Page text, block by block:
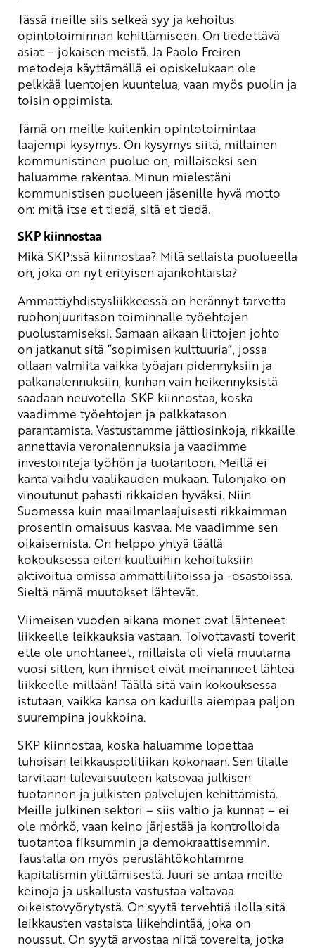
Tässä meille siis selkeä syy ja kehoitus
opintotoiminnan kehittämiseen. On tiedettävä
asiat – jokaisen meistä. Ja Paolo Freiren
metodeja käyttämällä ei opiskelukaan ole
pelkkää luentojen kuuntelua, vaan myös puolin ja
toisin oppimista.
Tämä on meille kuitenkin opintotoimintaa
laajempi kysymys. On kysymys siitä, millainen
kommunistinen puolue on, millaiseksi sen
haluamme rakentaa. Minun mielestäni
kommunistisen puolueen jäsenille hyvä motto
on: mitä itse et tiedä, sitä et tiedä.
SKP kiinnostaa
Mikä SKP:ssä kiinnostaa? Mitä sellaista puolueella
on, joka on nyt erityisen ajankohtaista?
Ammattiyhdistysliikkeessä on herännyt tarvetta
ruohonjuuritason toiminnalle työehtojen
puolustamiseksi. Samaan aikaan liittojen johto
on jatkanut sitä ”sopimisen kulttuuria”, jossa
ollaan valmiita vaikka työajan pidennyksiin ja
palkanalennuksiin, kunhan vain heikennyksistä
saadaan neuvotella. SKP kiinnostaa, koska
vaadimme työehtojen ja palkkatason
parantamista. Vastustamme jättiosinkoja, rikkaille
annettavia veronalennuksia ja vaadimme
investointeja työhön ja tuotantoon. Meillä ei
kanta vaihdu vaalikauden mukaan. Tulonjako on
vinoutunut pahasti rikkaiden hyväksi. Niin
Suomessa kuin maailmanlaajuisesti rikkaimman
prosentin omaisuus kasvaa. Me vaadimme sen
oikaisemista. On helppo yhtyä täällä
kokouksessa eilen kuultuihin kehoituksiin
aktivoitua omissa ammattiliitoissa ja -osastoissa.
Sieltä nämä muutokset lähtevät.
Viimeisen vuoden aikana monet ovat lähteneet
liikkeelle leikkauksia vastaan. Toivottavasti toverit
ette ole unohtaneet, millaista oli vielä muutama
vuosi sitten, kun ihmiset eivät meinanneet lähteä
liikkeelle millään! Täällä sitä vain kokouksessa
istutaan, vaikka kansa on kaduilla aiempaa paljon
suurempina joukkoina.
SKP kiinnostaa, koska haluamme lopettaa
tuhoisan leikkauspolitiikan kokonaan. Sen tilalle
tarvitaan tulevaisuuteen katsovaa julkisen
tuotannon ja julkisten palvelujen kehittämistä.
Meille julkinen sektori – siis valtio ja kunnat – ei
ole mörkö, vaan keino järjestää ja kontrolloida
tuotantoa fiksummin ja demokraattisemmin.
Taustalla on myös peruslähtökohtamme
kapitalismin ylittämisestä. Juuri se antaa meille
keinoja ja uskallusta vastustaa valtavaa
oikeistovyörytystä. On syytä tervehtiä ilolla sitä
leikkausten vastaista liikehdintää, joka on
noussut. On syytä arvostaa niitä tovereita, jotka